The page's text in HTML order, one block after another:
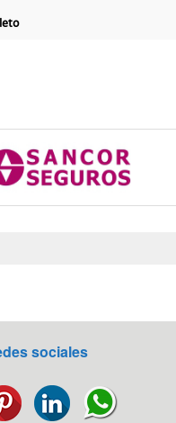
sociales